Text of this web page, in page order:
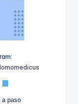
a paso